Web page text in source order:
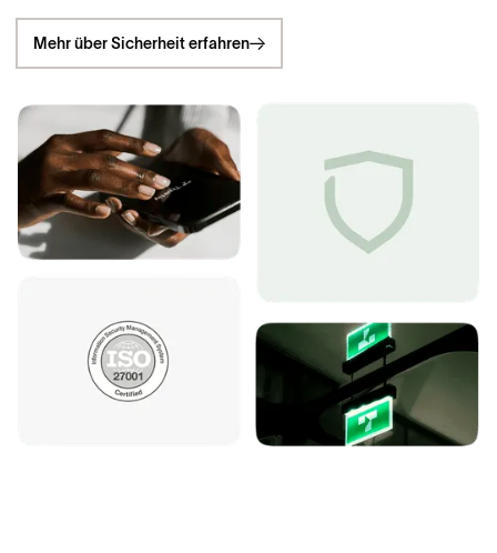
Mehr über Sicherheit erfahren